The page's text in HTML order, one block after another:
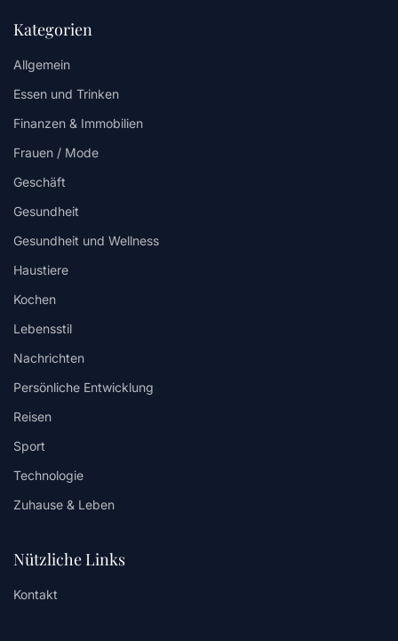
Kategorien
Allgemein
Essen und Trinken
Finanzen & Immobilien
Frauen / Mode
Geschäft
Gesundheit
Gesundheit und Wellness
Haustiere
Kochen
Lebensstil
Nachrichten
Persönliche Entwicklung
Reisen
Sport
Technologie
Zuhause & Leben
Nützliche Links
Kontakt